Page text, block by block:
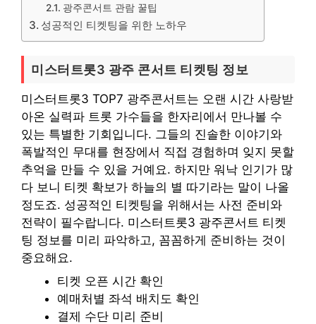
광주콘서트 관람 꿀팁
성공적인 티켓팅을 위한 노하우
미스터트롯3 광주 콘서트 티켓팅 정보
미스터트롯3 TOP7 광주콘서트는 오랜 시간 사랑받
아온 실력파 트롯 가수들을 한자리에서 만나볼 수
있는 특별한 기회입니다. 그들의 진솔한 이야기와
폭발적인 무대를 현장에서 직접 경험하며 잊지 못할
추억을 만들 수 있을 거예요. 하지만 워낙 인기가 많
다 보니 티켓 확보가 하늘의 별 따기라는 말이 나올
정도죠. 성공적인 티켓팅을 위해서는 사전 준비와
전략이 필수랍니다. 미스터트롯3 광주콘서트 티켓
팅 정보를 미리 파악하고, 꼼꼼하게 준비하는 것이
중요해요.
티켓 오픈 시간 확인
예매처별 좌석 배치도 확인
결제 수단 미리 준비